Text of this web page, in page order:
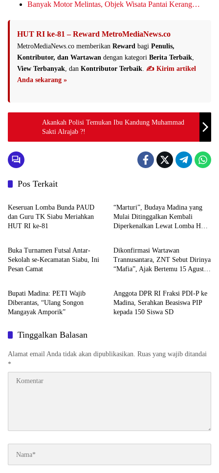
Banyak Motor Melintas, Objek Wisata Pantai Kerang…
HUT RI ke-81 – Reward MetroMediaNews.co
MetroMediaNews.co memberikan Reward bagi Penulis,
Kontributor, dan Wartawan dengan kategori Berita Terbaik,
View Terbanyak, dan Kontributor Terbaik. ✍️ Kirim artikel
Anda sekarang »
Akankah Polisi Temukan Ibu Kandung Muhammad
Sakti Alrajab ?!
Pos Terkait
HOME
Keseruan Lomba Bunda PAUD
dan Guru TK Siabu Meriahkan
HUT RI ke-81
“Marturi”, Budaya Madina yang
Mulai Ditinggalkan Kembali
Diperkenalkan Lewat Lomba HUT
HOME
Buka Turnamen Futsal Antar-
Sekolah se-Kecamatan Siabu, Ini
Pesan Camat
HOME
Dikonfirmasi Wartawan
Trannusantara, ZNT Sebut Dirinya
“Mafia”, Ajak Bertemu 15 Agustus
HOME
Bupati Madina: PETI Wajib
Diberantas, “Ulang Songon
Mangayak Amporik”
HOME
Anggota DPR RI Fraksi PDI-P ke
Madina, Serahkan Beasiswa PIP
kepada 150 Siswa SD
Tinggalkan Balasan
Alamat email Anda tidak akan dipublikasikan. Ruas yang wajib ditandai
*